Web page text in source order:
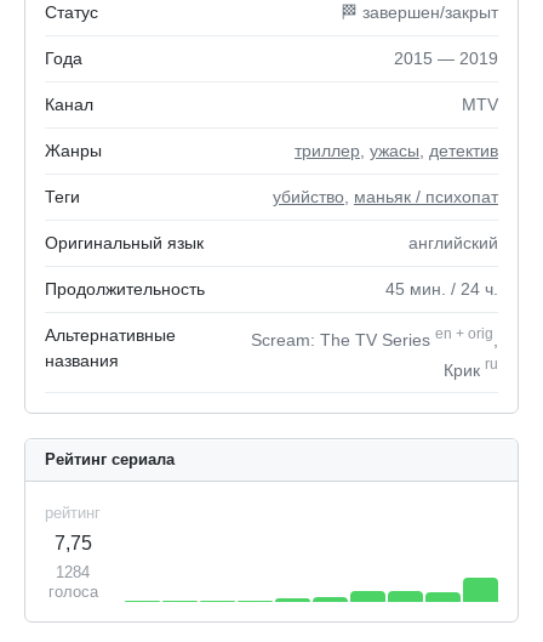
Статус 🏁 завершен/закрыт
Года 2015 — 2019
Канал MTV
Жанры триллер ужасы детектив
Теги убийство маньяк / психопат
Оригинальный язык английский
Продолжительность 45 мин. / 24 ч.
Альтернативные
названия
Scream: The TV Series en + orig
Крик ru
Рейтинг сериала
рейтинг
7,75
1284
голоса